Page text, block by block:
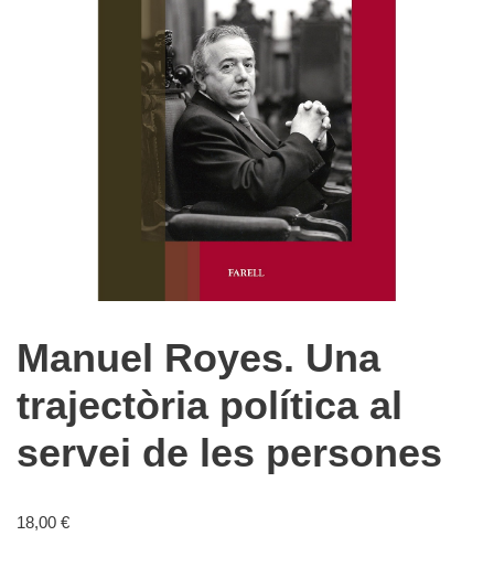
Manuel Royes. Una
trajectòria política al
servei de les persones
18,00 €